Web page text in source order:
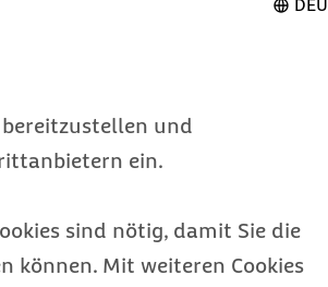
DEU
bereitzustellen und
ein.
sind nötig, damit Sie die
können. Mit weiteren Cookies